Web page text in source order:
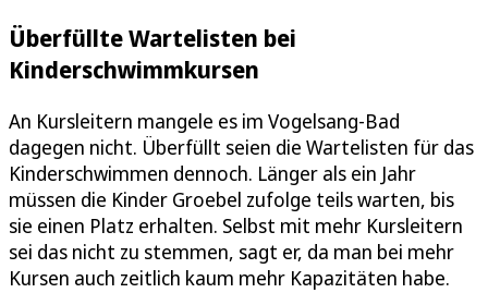
Überfüllte Wartelisten bei
Kinderschwimmkursen
An Kursleitern mangele es im Vogelsang-Bad
dagegen nicht. Überfüllt seien die Wartelisten für das
Kinderschwimmen dennoch. Länger als ein Jahr
müssen die Kinder Groebel zufolge teils warten, bis
sie einen Platz erhalten. Selbst mit mehr Kursleitern
sei das nicht zu stemmen, sagt er, da man bei mehr
Kursen auch zeitlich kaum mehr Kapazitäten habe.